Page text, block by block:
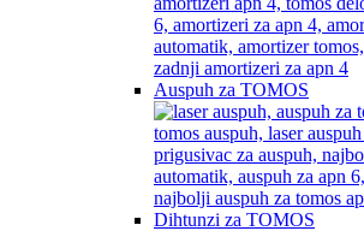
Auspuh za TOMOS
Dihtunzi za TOMOS